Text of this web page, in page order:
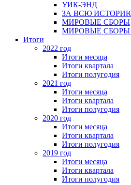
УИК-ЭНД
ЗА ВСЮ
МИРОВЫЕ СБОРЫ
МИРОВЫЕ СБОРЫ
Итоги
2022 год
Итоги месяца
Итоги квартала
Итоги полугодия
2021 год
Итоги месяца
Итоги квартала
Итоги полугодия
2020 год
Итоги месяца
Итоги квартала
Итоги полугодия
2019 год
Итоги месяца
Итоги квартала
Итоги полугодия